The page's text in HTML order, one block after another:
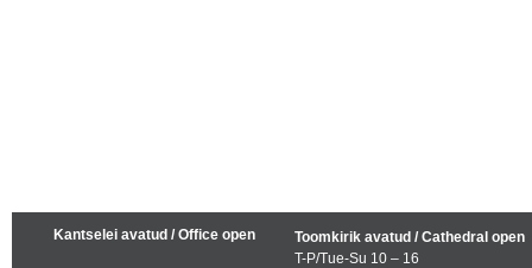
Kantselei avatud / Office open
Toomkirik avatud / Cathedral open
T-P/Tue-Su 10 – 16